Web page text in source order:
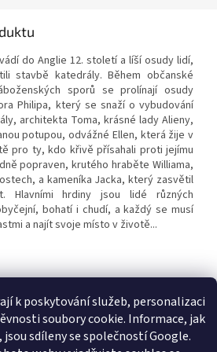
k poskytování služeb, personalizaci
soubory cookie. Informace, jak
sdíleny se společností Google.
do Anglie 12. století a líší osudy lidí,
stavbě katedrály. Během občanské
sporů se prolínají osudy
Philipa, který se snaží o vybudování
architekta Toma, krásné lady Alieny,
potupou, odvážné Ellen, která žije v
pro ty, kdo křivě přísahali proti jejímu
popraven, krutého hraběte Williama,
a kameníka Jacka, který zasvětil
Hlavními hrdiny jsou lidé různých
bohatí i chudí, a každý se musí
a najít svoje místo v životě...
Knihy pro děti